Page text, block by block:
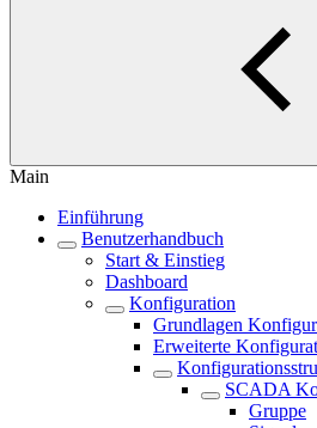
Main
Einführung
Benutzerhandbuch
Start & Einstieg
Dashboard
Konfiguration
Grundlagen
Erweiterte
SCADA
Gruppe